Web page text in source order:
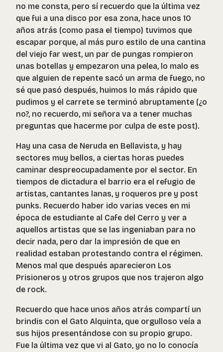
no me consta, pero sí recuerdo que la última vez
que fui a una disco por esa zona, hace unos 10
años atrás (como pasa el tiempo) tuvimos que
escapar porque, al más puro estilo de una cantina
del viejo far west, un par de pungas rompieron
unas botellas y empezaron una pelea, lo malo es
que alguien de repente sacó un arma de fuego, no
sé que pasó después, huimos lo más rápido que
pudimos y el carrete se terminó abruptamente (¿o
no?, no recuerdo, mi señora va a tener muchas
preguntas que hacerme por culpa de este post).
Hay una casa de Neruda en Bellavista, y hay
sectores muy bellos, a ciertas horas puedes
caminar despreocupadamente por el sector. En
tiempos de dictadura el barrio era el refugio de
artistas, cantantes lanas, y roqueros pre y post
punks. Recuerdo haber ido varias veces en mi
época de estudiante al Cafe del Cerro y ver a
aquellos artistas que se las ingeniaban para no
decir nada, pero dar la impresión de que en
realidad estaban protestando contra el régimen.
Menos mal que después aparecieron Los
Prisioneros y otros grupos que nos trajeron algo
de rock.
Recuerdo que hace unos años atrás compartí un
brindis con el Gato Alquinta, que orgulloso veía a
sus hijos presentándose con su propio grupo.
Fue la última vez que vi al Gato, yo no lo conocía